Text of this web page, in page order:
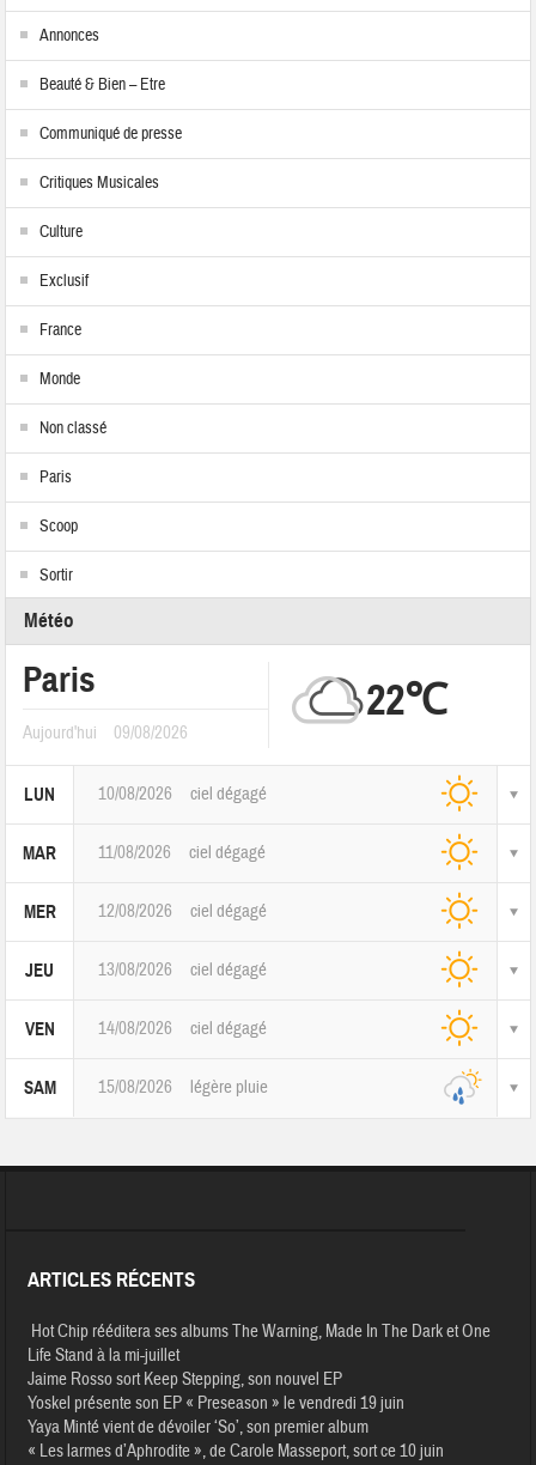
Annonces
Beauté & Bien – Etre
Communiqué de presse
Critiques Musicales
Culture
Exclusif
France
Monde
Non classé
Paris
Scoop
Sortir
Météo
Paris
Aujourd'hui 09/08/2026
22℃
LUN 10/08/2026 ciel dégagé
MAR 11/08/2026 ciel dégagé
MER 12/08/2026 ciel dégagé
JEU 13/08/2026 ciel dégagé
VEN 14/08/2026 ciel dégagé
SAM 15/08/2026 légère pluie
ARTICLES RÉCENTS
Hot Chip rééditera ses albums The Warning, Made In The Dark et One
Life Stand à la mi-juillet
Jaime Rosso sort Keep Stepping, son nouvel EP
Yoskel présente son EP « Preseason » le vendredi 19 juin
Yaya Minté vient de dévoiler ‘So’, son premier album
« Les larmes d’Aphrodite », de Carole Masseport, sort ce 10 juin